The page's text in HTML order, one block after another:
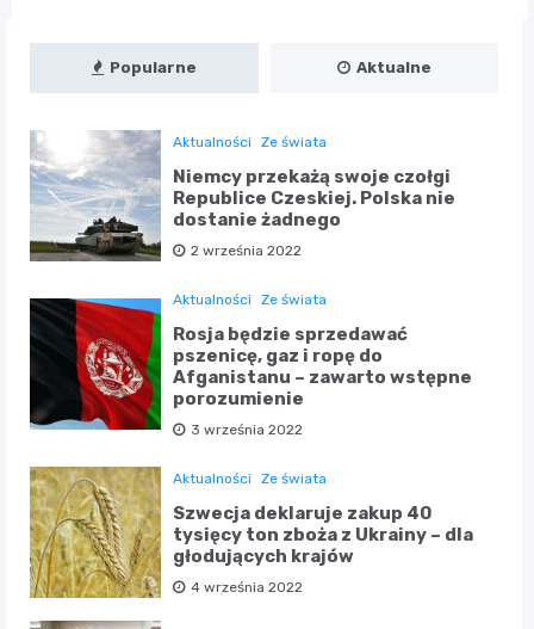
Popularne Aktualne
Aktualności Ze świata
Niemcy przekażą swoje czołgi
Republice Czeskiej. Polska nie
dostanie żadnego
2 września 2022
Aktualności Ze świata
Rosja będzie sprzedawać
pszenicę, gaz i ropę do
Afganistanu – zawarto wstępne
porozumienie
3 września 2022
Aktualności Ze świata
Szwecja deklaruje zakup 40
tysięcy ton zboża z Ukrainy – dla
głodujących krajów
4 września 2022